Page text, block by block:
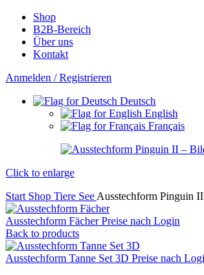
Shop
B2B-Bereich
Über uns
Kontakt
Anmelden / Registrieren
Deutsch
English
Français
Click to enlarge
Start Shop Tiere See Ausstechform Pinguin II
Ausstechform FächerPreise nach Login
Back to products
Ausstechform Tanne Set 3D Preise nach